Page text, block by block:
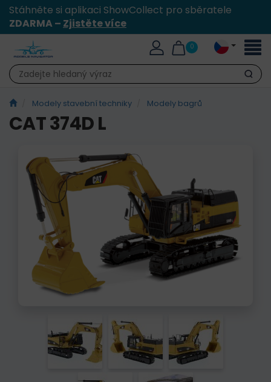
Stáhněte si aplikaci ShowCollect pro sběratele
ZDARMA – Zjistěte více
0
Hledat
Modely stavební techniky Modely bagrů
CAT 374D L